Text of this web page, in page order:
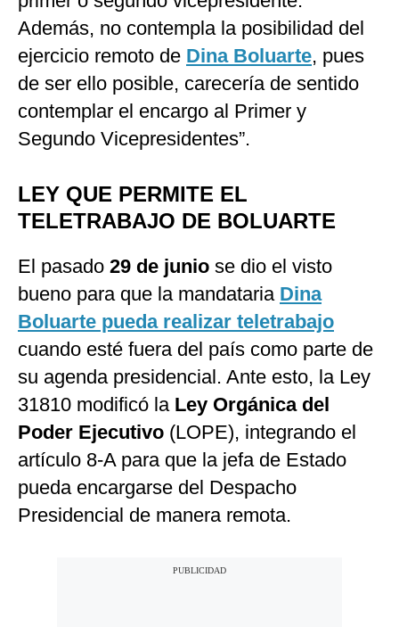
Además, no contempla la posibilidad del
ejercicio remoto de Dina Boluarte, pues
de ser ello posible, carecería de sentido
contemplar el encargo al Primer y
Segundo Vicepresidentes”.
LEY QUE PERMITE EL
TELETRABAJO DE BOLUARTE
El pasado 29 de junio se dio el visto
bueno para que la mandataria Dina
Boluarte pueda realizar teletrabajo
cuando esté fuera del país como parte de
su agenda presidencial. Ante esto, la Ley
31810 modificó la Ley Orgánica del
Poder Ejecutivo (LOPE), integrando el
artículo 8-A para que la jefa de Estado
pueda encargarse del Despacho
Presidencial de manera remota.